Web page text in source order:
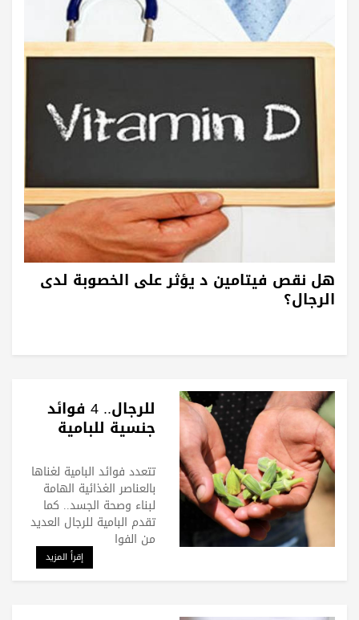
هل نقص فيتامين د يؤثر على الخصوبة لدى
الرجال؟
للرجال.. 4 فوائد
جنسية للبامية
تتعدد فوائد البامية لغناها
بالعناصر الغذائية الهامة
لبناء وصحة الجسد.. كما
تقدم البامية للرجال العديد
من الفوا
إقرأ المزيد